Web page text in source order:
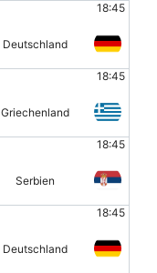
18:45
Deutschland
18:45
Griechenland
18:45
Serbien
18:45
Deutschland